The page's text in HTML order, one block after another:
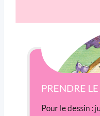
PRENDRE
Pour le dessin :